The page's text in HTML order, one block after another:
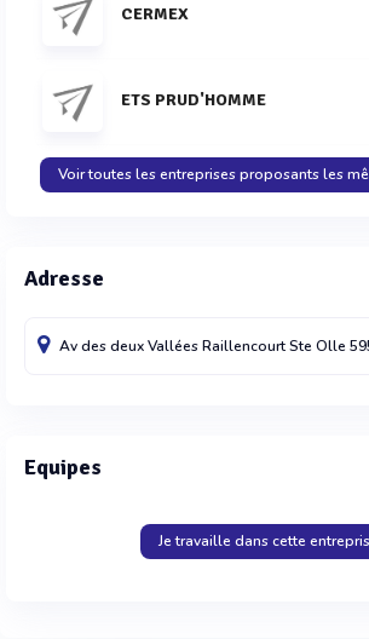
CERMEX
ETS PRUD'HOMME
Voir toutes les entreprises proposants les
Adresse
Av des deux ValléesRaillencourt Ste Olle
Equipes
Je travaille dans cette